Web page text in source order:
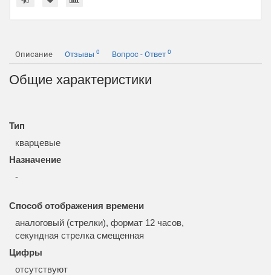
Описание Отзывы 0 Вопрос - Ответ 0
Общие характеристики
Тип
кварцевые
Назначение
-
Способ отображения времени
аналоговый (стрелки), формат 12 часов,
секундная стрелка смещенная
Цифры
отсутствуют